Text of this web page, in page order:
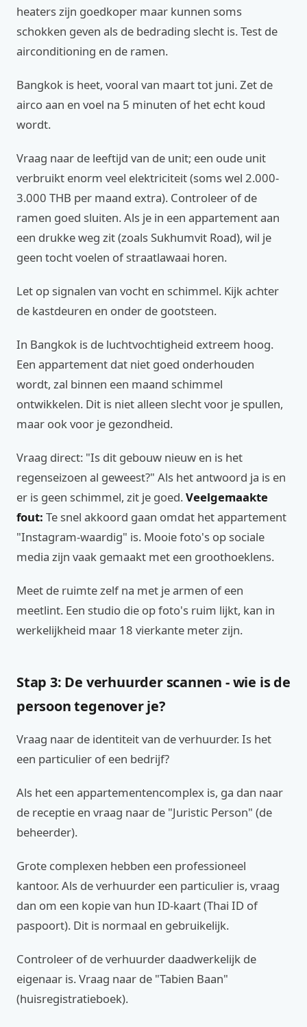
heaters zijn goedkoper maar kunnen soms
schokken geven als de bedrading slecht is. Test de
airconditioning en de ramen.
Bangkok is heet, vooral van maart tot juni. Zet de
airco aan en voel na 5 minuten of het echt koud
wordt.
Vraag naar de leeftijd van de unit; een oude unit
verbruikt enorm veel elektriciteit (soms wel 2.000-
3.000 THB per maand extra). Controleer of de
ramen goed sluiten. Als je in een appartement aan
een drukke weg zit (zoals Sukhumvit Road), wil je
geen tocht voelen of straatlawaai horen.
Let op signalen van vocht en schimmel. Kijk achter
de kastdeuren en onder de gootsteen.
In Bangkok is de luchtvochtigheid extreem hoog.
Een appartement dat niet goed onderhouden
wordt, zal binnen een maand schimmel
ontwikkelen. Dit is niet alleen slecht voor je spullen,
maar ook voor je gezondheid.
Vraag direct: "Is dit gebouw nieuw en is het
regenseizoen al geweest?" Als het antwoord ja is en
er is geen schimmel, zit je goed.Veelgemaakte
fout: Te snel akkoord gaan omdat het appartement
"Instagram-waardig" is. Mooie foto's op sociale
media zijn vaak gemaakt met een groothoeklens.
Meet de ruimte zelf na met je armen of een
meetlint. Een studio die op foto's ruim lijkt, kan in
werkelijkheid maar 18 vierkante meter zijn.
Stap 3: De verhuurder scannen - wie is de
persoon tegenover je?
Vraag naar de identiteit van de verhuurder. Is het
een particulier of een bedrijf?
Als het een appartementencomplex is, ga dan naar
de receptie en vraag naar de "Juristic Person" (de
beheerder).
Grote complexen hebben een professioneel
kantoor. Als de verhuurder een particulier is, vraag
dan om een kopie van hun ID-kaart (Thai ID of
paspoort). Dit is normaal en gebruikelijk.
Controleer of de verhuurder daadwerkelijk de
eigenaar is. Vraag naar de "Tabien Baan"
(huisregistratieboek).